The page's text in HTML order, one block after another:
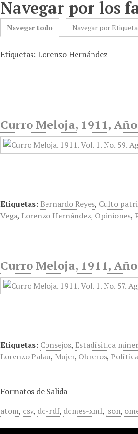
Navegar por los
Navegar todo Navegar por Etiqueta
Etiquetas: Lorenzo Hernández
Curro Meloja, 1911,
Etiquetas: Bernardo Reyes, Culto
Vega, Lorenzo Hernández, Opiniones,
Curro Meloja, 1911,
Etiquetas: Consejos, Estadísitica
Lorenzo Palau, Mujer, Obreros,
Formatos de Salida
atom, csv, dc-rdf, dcmes-xml,json,